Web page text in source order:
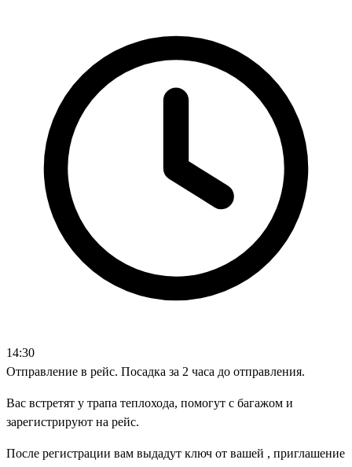
14:30
Отправление в рейс. Посадка за 2 часа до отправления.
Вас встретят у трапа теплохода, помогут с багажом и
зарегистрируют на рейс.
После регистрации вам выдадут ключ от вашей , приглашение